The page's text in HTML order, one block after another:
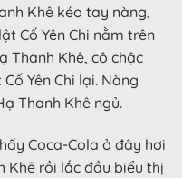
Khê kéo tay nàng,
Cố Yên Chi nằm trên
Thanh Khê, cô chậc
Yên Chi lại. Nàng
Thanh Khê ngủ.
Coca-Cola ở đây hơi
Khê rồi lắc đầu biểu thị